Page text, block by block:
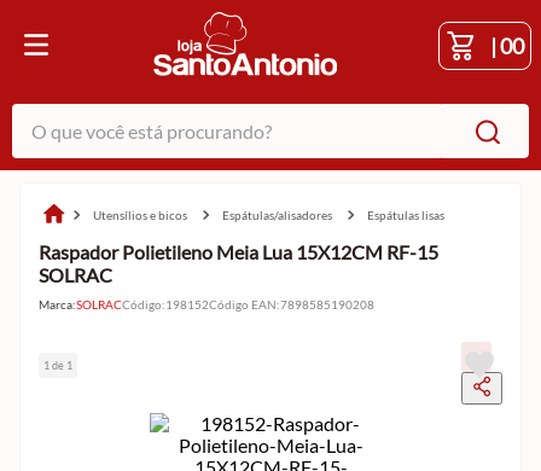
|00
O que você está procurando?
utensílios e bicos espátulas/alisadores espátulas lisas
Raspador Polietileno Meia Lua 15X12CM RF-15
SOLRAC
Marca:SOLRACCódigo:198152Código EAN:7898585190208
1 de 1